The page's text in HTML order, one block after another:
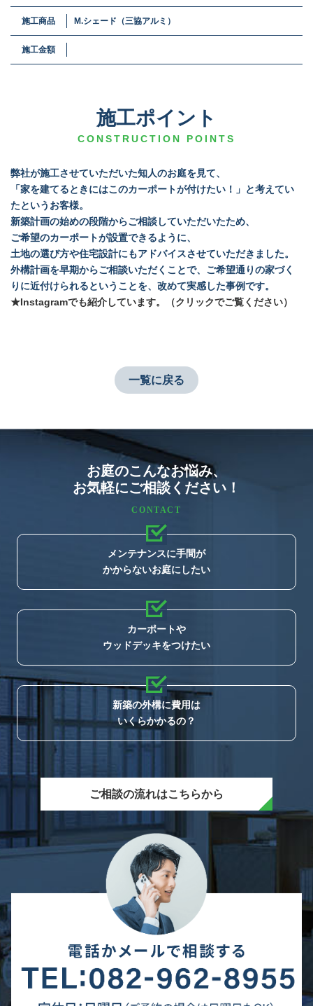
施工商品 M.シェード（三協アルミ）
施工金額
施工ポイント
CONSTRUCTION POINTS
弊社が施工させていただいた知人のお庭を見て、
「家を建てるときにはこのカーポートが付けたい！」と考えてい
たというお客様。
新築計画の始めの段階からご相談していただいたため、
ご希望のカーポートが設置できるように、
土地の選び方や住宅設計にもアドバイスさせていただきました。
外構計画を早期からご相談いただくことで、ご希望通りの家づく
りに近付けられるということを、改めて実感した事例です。
★Instagramでも紹介しています。（クリックでご覧ください）
一覧に戻る
お庭のこんなお悩み、
お気軽にご相談ください！
CONTACT
メンテナンスに手間が
かからないお庭にしたい
カーポートや
ウッドデッキをつけたい
新築の外構に費用は
いくらかかるの？
ご相談の流れはこちらから